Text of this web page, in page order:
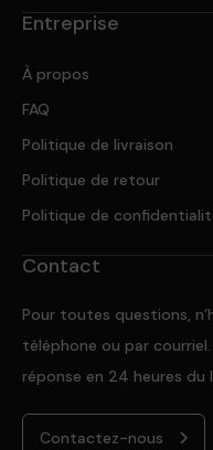
Entreprise
À propos
FAQ
Politique de livraison
Politique de retour
Politique de
Contact
Pour toutes questions,
téléphone ou par
réponse en 24 heures du
Contactez-nous